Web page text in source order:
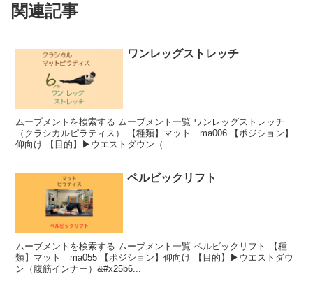
関連記事
ワンレッグストレッチ
ムーブメントを検索する ムーブメント一覧 ワンレッグストレッチ
（クラシカルピラティス） 【種類】マット ma006 【ポジション】
仰向け 【目的】▶︎ウエストダウン（...
ペルビックリフト
ムーブメントを検索する ムーブメント一覧 ペルビックリフト 【種
類】マット ma055 【ポジション】仰向け 【目的】▶︎ウエストダウ
ン（腹筋インナー）&#x25b6...